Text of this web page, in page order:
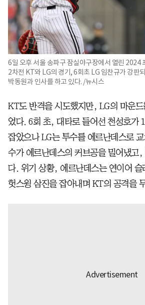
6일 오후 서울 송파구 잠실야구장에서 열린 2024
2차전 KT와 LG의 경기, 6회초 LG 임찬규가 강판
박동원과 인사를 하고 있다. /뉴시스
KT도 반격을 시도했지만, LG의 마운드
었다. 6회 초, 대타로 들어선 천성호가
잡았으나 LG는 투수를 에르난데스로
수가 에르난데스의 커브공을 밀어냈고
다. 위기 상황, 에르난데스는 연이어 슬
헛스윙 삼진을 잡아내며 KT의 공격을